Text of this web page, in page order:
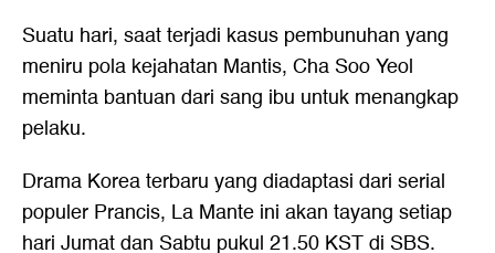
Suatu hari, saat terjadi kasus pembunuhan yang
meniru pola kejahatan Mantis, Cha Soo Yeol
meminta bantuan dari sang ibu untuk menangkap
pelaku.
Drama Korea terbaru yang diadaptasi dari serial
populer Prancis, La Mante ini akan tayang setiap
hari Jumat dan Sabtu pukul 21.50 KST di SBS.